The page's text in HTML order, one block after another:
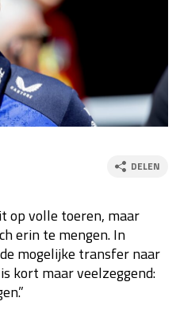
za 13:00 - 15:00
za 15:00 - 16:00
zo 14:00 - 16:00
za 23:00 - 00:00
zo 21:00 - 23:00
za 19:00 - 20:00
DELEN
op volle toeren, maar
erin te mengen. In
mogelijke transfer naar
kort maar veelzeggend: